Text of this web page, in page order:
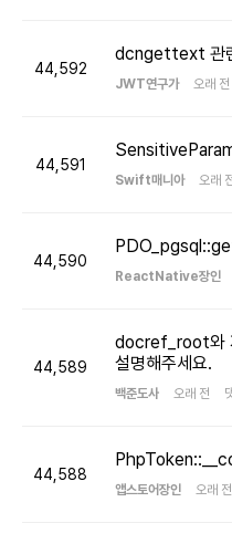
44,592
dcngettext 관
JWT연구가 오래
44,591
Swift매니아 오래
44,590
ReactNative장인
44,589
docref_root와
설명해주세요.
백준도사 오래 전
44,588
앱스토어장인 오래